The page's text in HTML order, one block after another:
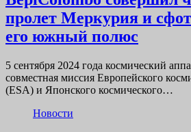
пролет Меркурия и
его южный полюс
5 сентября 2024 года космический
совместная миссия Европейского
(ESA) и Японского космического…
Новости